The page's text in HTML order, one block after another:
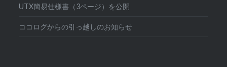
UTX簡易仕様書（3ページ）を公開
ココログからの引っ越しのお知らせ